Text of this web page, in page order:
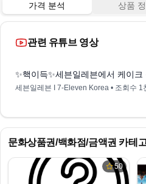
가격 분석 상품
관련 유튜브 영상
✨핵이득✨세븐일레븐에서 케이
세븐일레븐 I 7-Eleven Korea • 조회수 1
문화상품권/백화점/금액권 카테
50